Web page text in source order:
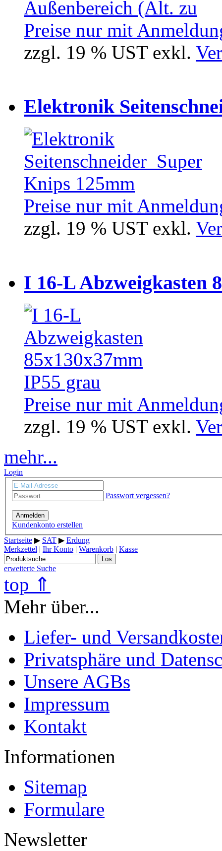
Preise nur mit
zzgl. 19 % UST exkl.
Elektronik
Preise nur mit
zzgl. 19 % UST exkl.
I 16-L Abzweigkasten
Preise nur mit
zzgl. 19 % UST exkl.
mehr...
Login
Passwort vergessen?
Anmelden
Kundenkonto erstellen
Startseite ▶ SAT ▶ Erdung
Merkzettel | Ihr Konto | Warenkorb | Kasse
Los
erweiterte Suche
top ⇑
Mehr über...
Liefer- und
Privatsphäre und
Unsere AGBs
Impressum
Kontakt
Informationen
Sitemap
Formulare
Newsletter